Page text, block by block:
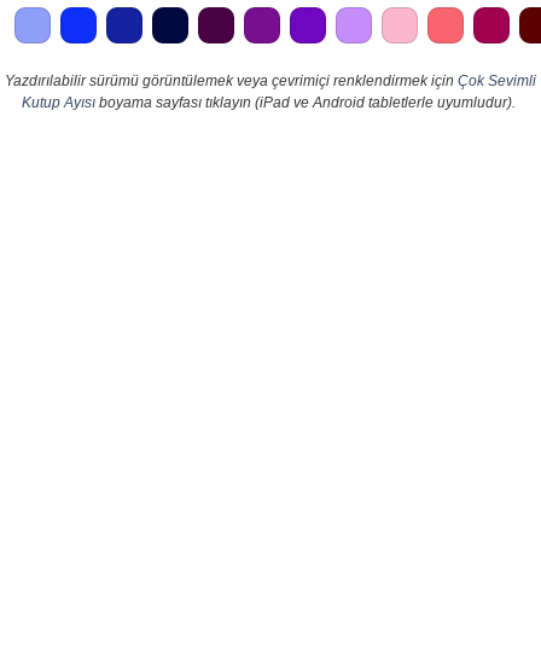
Yazdırılabilir sürümü görüntülemek veya çevrimiçi renklendirmek için Çok Sevimli
Kutup Ayısı boyama sayfası tıklayın (iPad ve Android tabletlerle uyumludur).